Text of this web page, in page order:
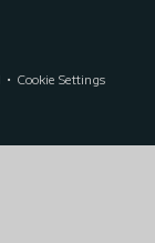
Cookie Settings